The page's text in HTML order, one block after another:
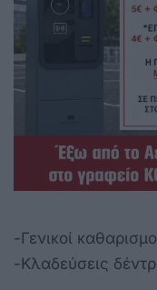
-Γενικοί
-Κλαδεύσεις